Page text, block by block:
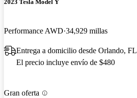
2023 Tesla Model Y
Performance AWD 34,929 millas
Entrega a domicilio desde Orlando, FL
El precio incluye envío de $480
Gran oferta